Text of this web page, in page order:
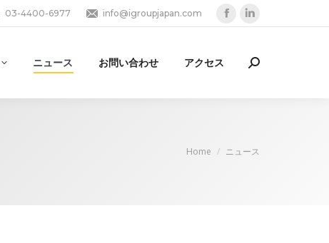
03-4400-6977 info@igroupjapan.com
opensopens
ニュース お問い合わせ アクセス Search:
You are here:
Home ニュース